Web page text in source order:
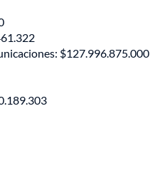
$127.996.875.000